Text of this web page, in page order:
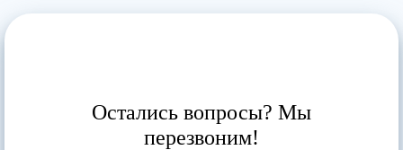
Остались вопросы? Мы
перезвоним!